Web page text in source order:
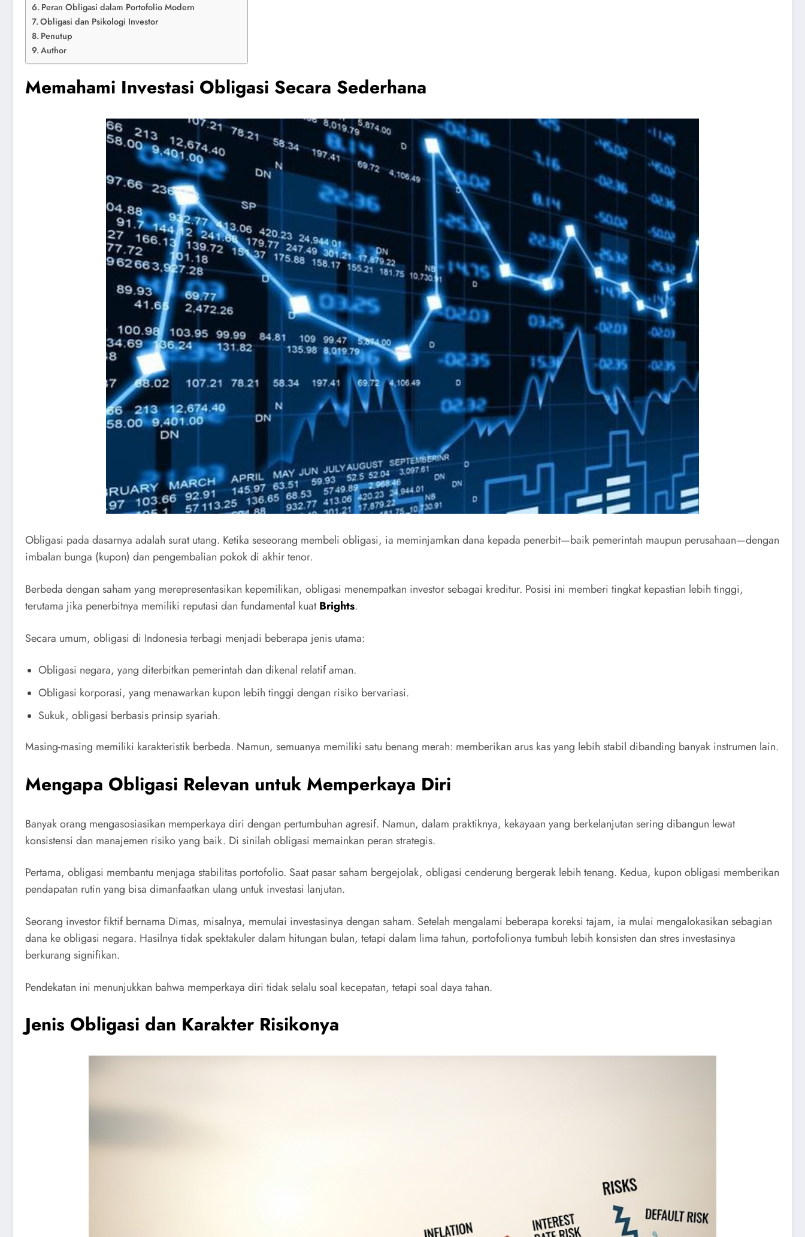
Peran Obligasi dalam Portofolio Modern
Obligasi dan Psikologi Investor
Penutup
Author
Memahami Investasi Obligasi Secara Sederhana
Obligasi pada dasarnya adalah surat utang. Ketika seseorang membeli obligasi, ia meminjamkan dana kepada penerbit—baik pemerintah maupun perusahaan—dengan
imbalan bunga (kupon) dan pengembalian pokok di akhir tenor.
Berbeda dengan saham yang merepresentasikan kepemilikan, obligasi menempatkan investor sebagai kreditur. Posisi ini memberi tingkat kepastian lebih tinggi,
terutama jika penerbitnya memiliki reputasi dan fundamental kuatBrights.
Secara umum, obligasi di Indonesia terbagi menjadi beberapa jenis utama:
Obligasi negara, yang diterbitkan pemerintah dan dikenal relatif aman.
Obligasi korporasi, yang menawarkan kupon lebih tinggi dengan risiko bervariasi.
Sukuk, obligasi berbasis prinsip syariah.
Masing-masing memiliki karakteristik berbeda. Namun, semuanya memiliki satu benang merah: memberikan arus kas yang lebih stabil dibanding banyak instrumen lain.
Mengapa Obligasi Relevan untuk Memperkaya Diri
Banyak orang mengasosiasikan memperkaya diri dengan pertumbuhan agresif. Namun, dalam praktiknya, kekayaan yang berkelanjutan sering dibangun lewat
konsistensi dan manajemen risiko yang baik. Di sinilah obligasi memainkan peran strategis.
Pertama, obligasi membantu menjaga stabilitas portofolio. Saat pasar saham bergejolak, obligasi cenderung bergerak lebih tenang. Kedua, kupon obligasi memberikan
pendapatan rutin yang bisa dimanfaatkan ulang untuk investasi lanjutan.
Seorang investor fiktif bernama Dimas, misalnya, memulai investasinya dengan saham. Setelah mengalami beberapa koreksi tajam, ia mulai mengalokasikan sebagian
dana ke obligasi negara. Hasilnya tidak spektakuler dalam hitungan bulan, tetapi dalam lima tahun, portofolionya tumbuh lebih konsisten dan stres investasinya
berkurang signifikan.
Pendekatan ini menunjukkan bahwa memperkaya diri tidak selalu soal kecepatan, tetapi soal daya tahan.
Jenis Obligasi dan Karakter Risikonya